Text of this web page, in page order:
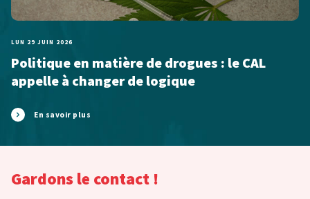
LUN 29 JUIN 2026
Politique en matière de drogues : le CAL
appelle à changer de logique
En savoir plus
Gardons le contact !